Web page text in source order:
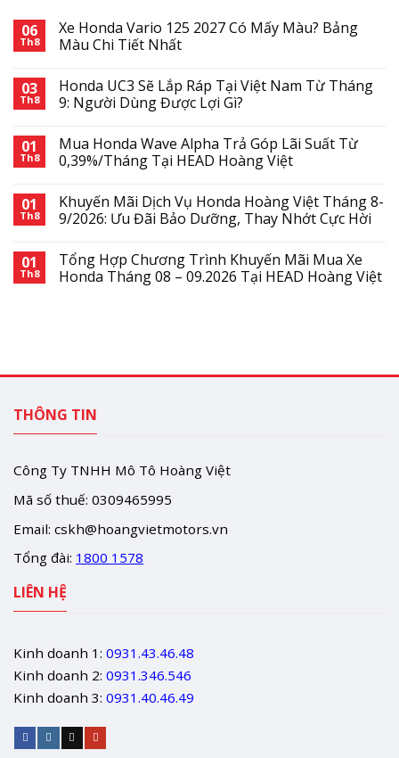
06
Th8
Xe Honda Vario 125 2027 Có Mấy Màu? Bảng
Màu Chi Tiết Nhất
03
Th8
Honda UC3 Sẽ Lắp Ráp Tại Việt Nam Từ Tháng
9: Người Dùng Được Lợi Gì?
01
Th8
Mua Honda Wave Alpha Trả Góp Lãi Suất Từ
0,39%/Tháng Tại HEAD Hoàng Việt
01
Th8
Khuyến Mãi Dịch Vụ Honda Hoàng Việt Tháng 8-
9/2026: Ưu Đãi Bảo Dưỡng, Thay Nhớt Cực Hời
01
Th8
Tổng Hợp Chương Trình Khuyến Mãi Mua Xe
Honda Tháng 08 – 09.2026 Tại HEAD Hoàng Việt
THÔNG TIN
Công Ty TNHH Mô Tô Hoàng Việt
Mã số thuế: 0309465995
Email: cskh@hoangvietmotors.vn
Tổng đài: 1800 1578
LIÊN HỆ
Kinh doanh 1: 0931.43.46.48
Kinh doanh 2: 0931.346.546
Kinh doanh 3: 0931.40.46.49